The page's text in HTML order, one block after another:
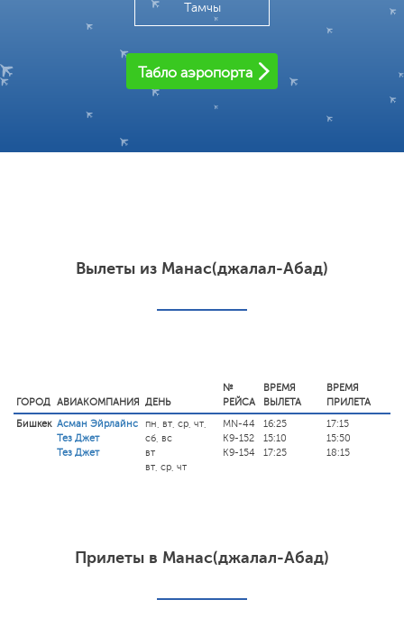
Тамчы
Табло аэропорта
Вылеты из Манас(джалал-Абад)
ГОРОД АВИАКОМПАНИЯ ДЕНЬ
№
РЕЙСА
ВРЕМЯ
ВЫЛЕТА
ВРЕМЯ
ПРИЛЕТА
Бишкек Асман Эйрлайнс
Тез Джет
Тез Джет
пн, вт, ср, чт,
сб, вс
вт
вт, ср, чт
MN-44
K9-152
K9-154
16:25
15:10
17:25
17:15
15:50
18:15
Прилеты в Манас(джалал-Абад)